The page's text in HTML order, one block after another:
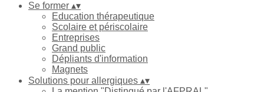
Se former ▴▾
Education thérapeutique
Scolaire et périscolaire
Entreprises
Grand public
Dépliants d'information
Magnets
Solutions pour allergiques ▴▾